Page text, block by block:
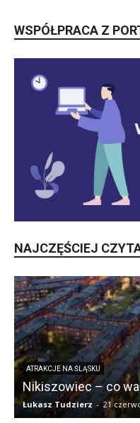
WSPÓŁPRACA Z
NAJCZĘŚCIEJ
ATRAKCJE NA ŚLĄSKU
Nikiszowiec – co
Łukasz Tudzierz - 21